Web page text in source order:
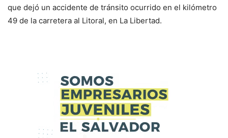
que dejó un accidente de tránsito ocurrido en el kilómetro
49 de la carretera al Litoral, en La Libertad.